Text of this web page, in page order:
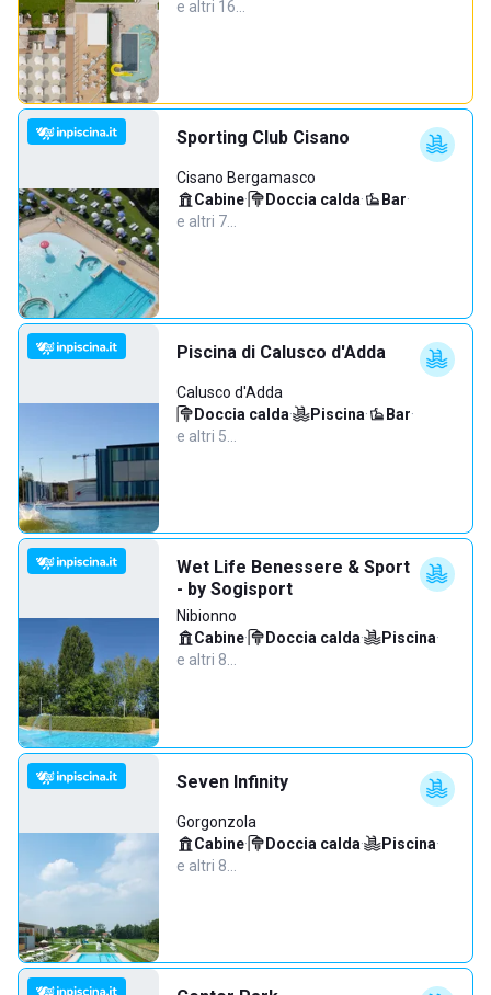
e altri 16…
Sporting Club Cisano
Cisano Bergamasco
Cabine· Doccia calda· Bar·
e altri 7…
Piscina di Calusco d'Adda
Calusco d'Adda
Doccia calda· Piscina· Bar·
e altri 5…
Wet Life Benessere & Sport
- by Sogisport
Nibionno
Cabine· Doccia calda· Piscina·
e altri 8…
Seven Infinity
Gorgonzola
Cabine· Doccia calda· Piscina·
e altri 8…